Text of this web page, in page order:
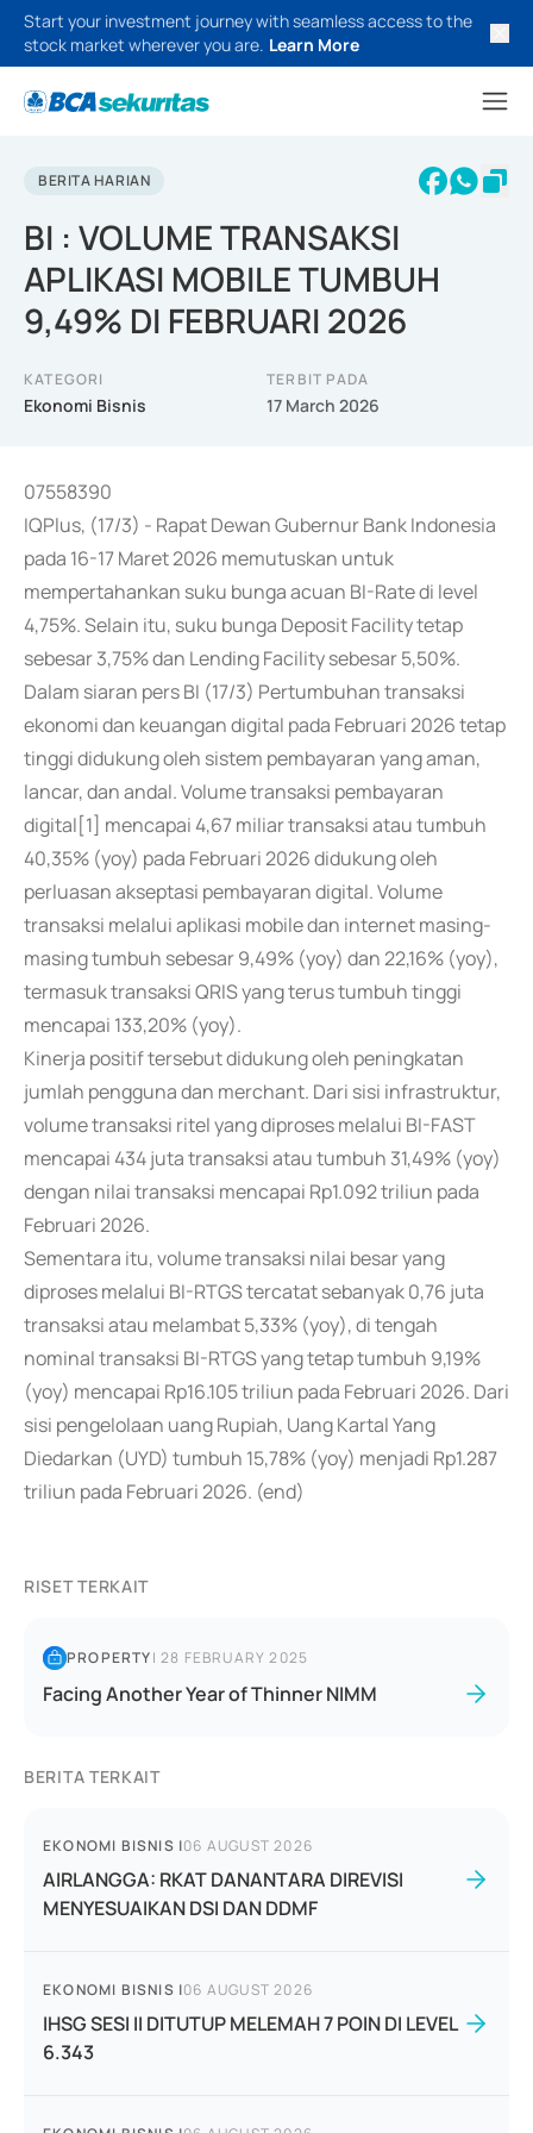
Start your investment journey with seamless access to the
stock market wherever you are. Learn More
BERITA HARIAN
BI : VOLUME TRANSAKSI
APLIKASI MOBILE TUMBUH
9,49% DI FEBRUARI 2026
KATEGORI
Ekonomi Bisnis
TERBIT PADA
17 March 2026
07558390
IQPlus, (17/3) - Rapat Dewan Gubernur Bank Indonesia
pada 16-17 Maret 2026 memutuskan untuk
mempertahankan suku bunga acuan BI-Rate di level
4,75%. Selain itu, suku bunga Deposit Facility tetap
sebesar 3,75% dan Lending Facility sebesar 5,50%.
Dalam siaran pers BI (17/3) Pertumbuhan transaksi
ekonomi dan keuangan digital pada Februari 2026 tetap
tinggi didukung oleh sistem pembayaran yang aman,
lancar, dan andal. Volume transaksi pembayaran
digital[1] mencapai 4,67 miliar transaksi atau tumbuh
40,35% (yoy) pada Februari 2026 didukung oleh
perluasan akseptasi pembayaran digital. Volume
transaksi melalui aplikasi mobile dan internet masing-
masing tumbuh sebesar 9,49% (yoy) dan 22,16% (yoy),
termasuk transaksi QRIS yang terus tumbuh tinggi
mencapai 133,20% (yoy).
Kinerja positif tersebut didukung oleh peningkatan
jumlah pengguna dan merchant. Dari sisi infrastruktur,
volume transaksi ritel yang diproses melalui BI-FAST
mencapai 434 juta transaksi atau tumbuh 31,49% (yoy)
dengan nilai transaksi mencapai Rp1.092 triliun pada
Februari 2026.
Sementara itu, volume transaksi nilai besar yang
diproses melalui BI-RTGS tercatat sebanyak 0,76 juta
transaksi atau melambat 5,33% (yoy), di tengah
nominal transaksi BI-RTGS yang tetap tumbuh 9,19%
(yoy) mencapai Rp16.105 triliun pada Februari 2026. Dari
sisi pengelolaan uang Rupiah, Uang Kartal Yang
Diedarkan (UYD) tumbuh 15,78% (yoy) menjadi Rp1.287
triliun pada Februari 2026. (end)
RISET TERKAIT
PROPERTY|28 FEBRUARY 2025
Facing Another Year of Thinner NIMM
BERITA TERKAIT
EKONOMI BISNIS |06 AUGUST 2026
AIRLANGGA: RKAT DANANTARA DIREVISI
MENYESUAIKAN DSI DAN DDMF
EKONOMI BISNIS |06 AUGUST 2026
IHSG SESI II DITUTUP MELEMAH 7 POIN DI LEVEL
6.343